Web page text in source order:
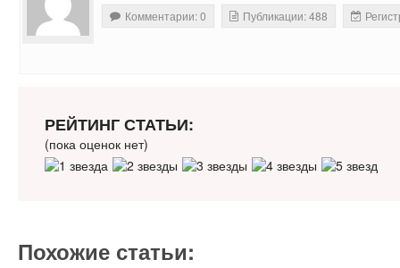
Комментарии: 0 Публикации: 488
РЕЙТИНГ СТАТЬИ:
(пока оценок нет)
Похожие статьи: